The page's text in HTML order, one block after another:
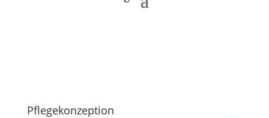
Pflegekonzeption